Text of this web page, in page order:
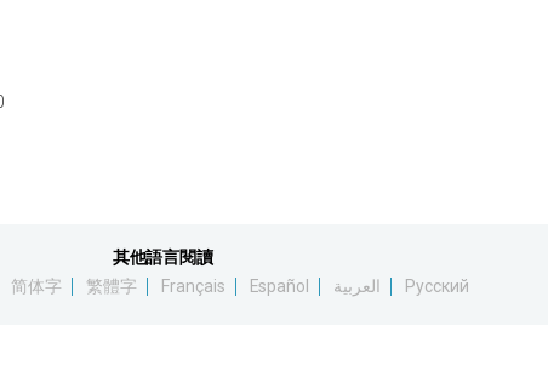
生活
其他語言閱讀
简体字 繁體字 Français Español العربية Русский